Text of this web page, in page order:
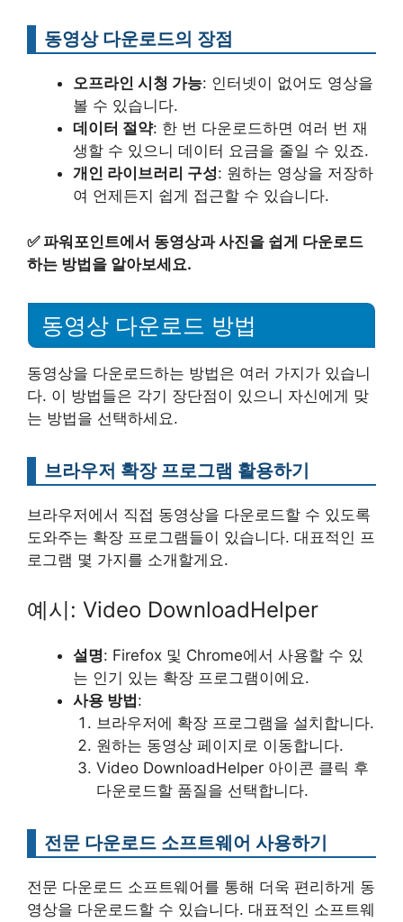
동영상 다운로드의 장점
오프라인 시청 가능: 인터넷이 없어도 영상을
볼 수 있습니다.
데이터 절약: 한 번 다운로드하면 여러 번 재
생할 수 있으니 데이터 요금을 줄일 수 있죠.
개인 라이브러리 구성: 원하는 영상을 저장하
여 언제든지 쉽게 접근할 수 있습니다.
✅ 파워포인트에서 동영상과 사진을 쉽게 다운로드
하는 방법을 알아보세요.
동영상 다운로드 방법
동영상을 다운로드하는 방법은 여러 가지가 있습니
다. 이 방법들은 각기 장단점이 있으니 자신에게 맞
는 방법을 선택하세요.
브라우저 확장 프로그램 활용하기
브라우저에서 직접 동영상을 다운로드할 수 있도록
도와주는 확장 프로그램들이 있습니다. 대표적인 프
로그램 몇 가지를 소개할게요.
예시: Video DownloadHelper
설명: Firefox 및 Chrome에서 사용할 수 있
는 인기 있는 확장 프로그램이에요.
사용 방법 :
브라우저에 확장 프로그램을 설치합니다.
원하는 동영상 페이지로 이동합니다.
Video DownloadHelper 아이콘 클릭 후
다운로드할 품질을 선택합니다.
전문 다운로드 소프트웨어 사용하기
전문 다운로드 소프트웨어를 통해 더욱 편리하게 동
영상을 다운로드할 수 있습니다. 대표적인 소프트웨